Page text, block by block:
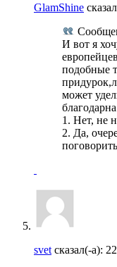
GlamShine
И вот я
подобные
может
1. Нет, не
2. Да,
svet сказал(-а):